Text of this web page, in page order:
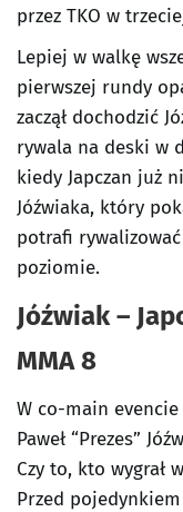
przez TKO w
Lepiej w walkę
pierwszej rundy
zaczął dochodzić
rywala na deski w
kiedy Japczan już
Jóźwiaka, który
potrafi
poziomie.
Jóźwiak –
MMA 8
W co-main
Paweł “Prezes”
Czy to, kto wygrał
Przed